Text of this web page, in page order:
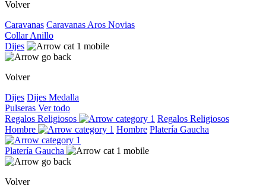
Volver
Caravanas Caravanas Aros Novias
CollarAnillo
Dijes
Volver
Dijes Dijes Medalla
Pulseras Ver todo
Regalos Religiosos
Regalos Religiosos
Hombre
Hombre Platería Gaucha
Platería Gaucha
Volver